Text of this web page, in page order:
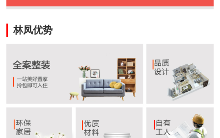
林凤优势